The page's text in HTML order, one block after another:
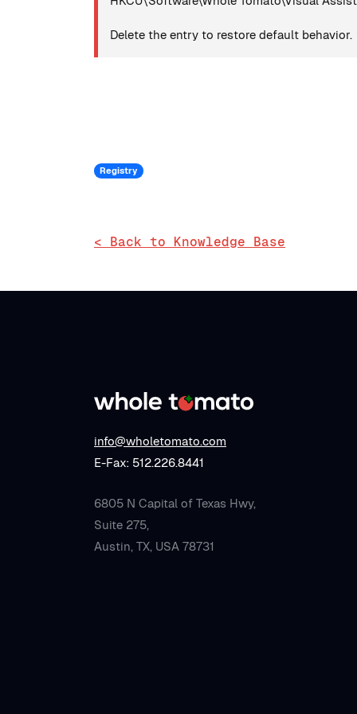
Delete the entry to restore default behavior.
Registry
< Back to Knowledge Base
info@wholetomato.com
E-Fax: 512.226.8441
6805 N Capital of Texas Hwy,
Suite 275,
Austin, TX, USA 78731